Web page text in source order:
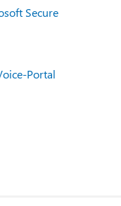
Secure
Portal